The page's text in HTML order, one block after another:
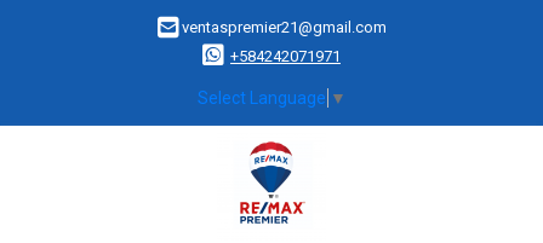
ventaspremier21@gmail.com
+584242071971
Select Language ▼